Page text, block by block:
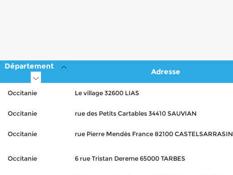
Département
Adresse
Occitanie Le village 32600 LIAS
Occitanie rue des Petits Cartables 34410 SAUVIAN
Occitanie rue Pierre Mendès France 82100 CASTELSARRASIN
Occitanie 6 rue Tristan Dereme 65000 TARBES